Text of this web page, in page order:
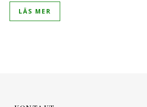
LÄS MER